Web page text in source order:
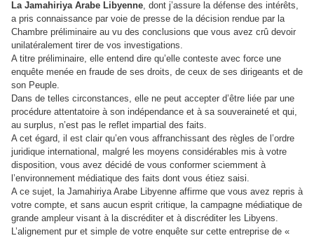
La Jamahiriya Arabe Libyenne, dont j’assure la défense des intérêts,
a pris connaissance par voie de presse de la décision rendue par la
Chambre préliminaire au vu des conclusions que vous avez crû devoir
unilatéralement tirer de vos investigations.
A titre préliminaire, elle entend dire qu’elle conteste avec force une
enquête menée en fraude de ses droits, de ceux de ses dirigeants et de
son Peuple.
Dans de telles circonstances, elle ne peut accepter d’être liée par une
procédure attentatoire à son indépendance et à sa souveraineté et qui,
au surplus, n’est pas le reflet impartial des faits.
A cet égard, il est clair qu’en vous affranchissant des règles de l’ordre
juridique international, malgré les moyens considérables mis à votre
disposition, vous avez décidé de vous conformer sciemment à
l’environnement médiatique des faits dont vous étiez saisi.
A ce sujet, la Jamahiriya Arabe Libyenne affirme que vous avez repris à
votre compte, et sans aucun esprit critique, la campagne médiatique de
grande ampleur visant à la discréditer et à discréditer les Libyens.
L’alignement pur et simple de votre enquête sur cette entreprise de «